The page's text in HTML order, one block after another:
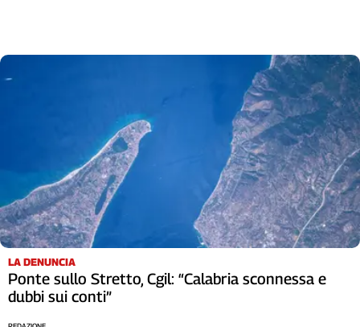
Calabria
Campania
Emilia-
Romagna
Friuli
Venezia
Giulia
LA DENUNCIA
Ponte sullo Stretto, Cgil: “Calabria sconnessa e
dubbi sui conti”